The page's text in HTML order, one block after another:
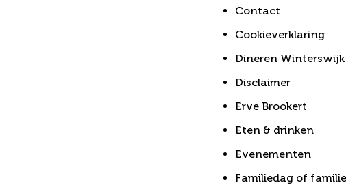
Contact
Cookieverklaring
Dineren Winterswijk
Disclaimer
Erve Brookert
Eten & drinken
Evenementen
Familiedag of